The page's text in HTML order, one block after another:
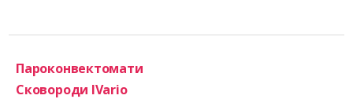
Пароконвектомати
Сковороди IVario